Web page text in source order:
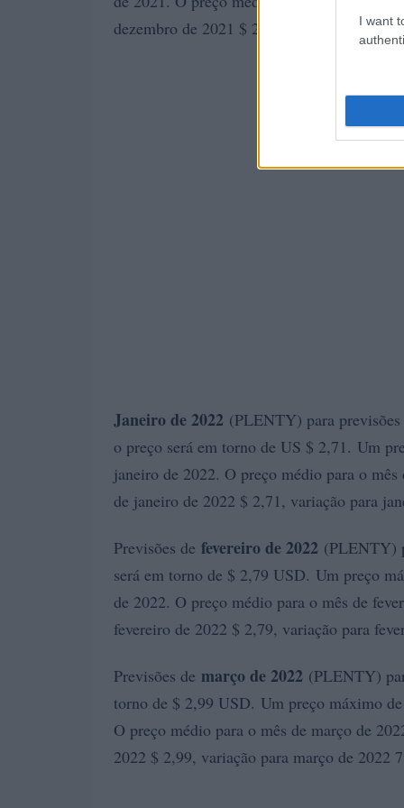
I want
dezembro de 2021 $ 2,53, variação para
Janeiro de 2022 (PLENTY) para
o preço será em torno de US $ 2,71. Um
janeiro de 2022. O preço médio para o
de janeiro de 2022 $ 2,71, variação para
Previsões de fevereiro de 2022 (PLENTY)
será em torno de $ 2,79 USD. Um preço
de 2022. O preço médio para o mês de
fevereiro de 2022 $ 2,79, variação para
Previsões de março de 2022 (PLENTY)
torno de $ 2,99 USD. Um preço máximo
O preço médio para o mês de março de
2022 $ 2,99, variação para março de 2022